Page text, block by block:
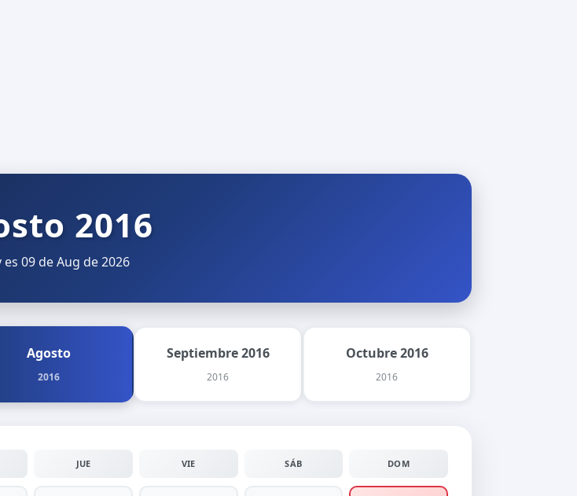
2016
es 09 de Aug de 2026
Agosto
2016
Septiembre 2016
2016
Octubre 2016
2016
JUE VIE SÁB DOM